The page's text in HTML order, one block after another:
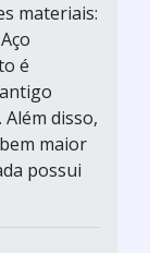
materiais:
é
disso,
maior
possui